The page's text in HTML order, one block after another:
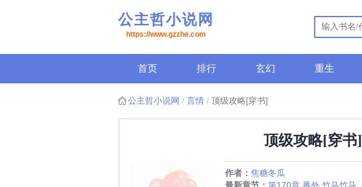
公主哲小说网
https://www.gzzhe.com
首页 排行 玄幻 重生
公主哲小说网 言情 顶级攻略[穿书]
顶级攻略[穿书]
作者： 焦糖冬瓜